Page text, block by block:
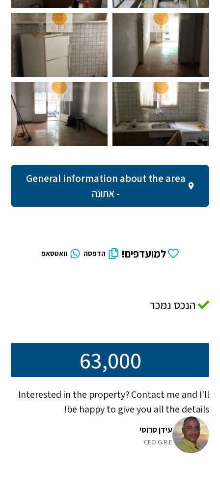
General information about the area
- אתונה
למועדפים! הדפסה וואטסאפ
הנכס נמכר
63,000
Interested in the property? Contact me and I'll
be happy to give you all the details!
עידן סרוסי
CEO G.R.E